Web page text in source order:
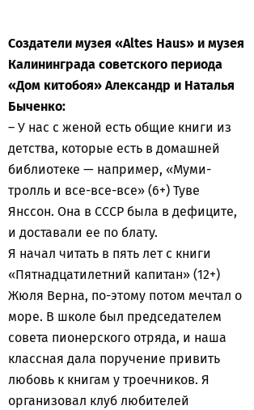
Создатели музея «Altes Haus» и музея
Калининграда советского периода
«Дом китобоя» Александр и Наталья
Быченко:
– У нас с женой есть общие книги из
детства, которые есть в домашней
библиотеке — например, «Муми-
тролль и все-все-все» (6+) Туве
Янссон. Она в СССР была в дефиците,
и доставали ее по блату.
Я начал читать в пять лет с книги
«Пятнадцатилетний капитан» (12+)
Жюля Верна, по-этому потом мечтал о
море. В школе был председателем
совета пионерского отряда, и наша
классная дала поручение привить
любовь к книгам у троечников. Я
организовал клуб любителей